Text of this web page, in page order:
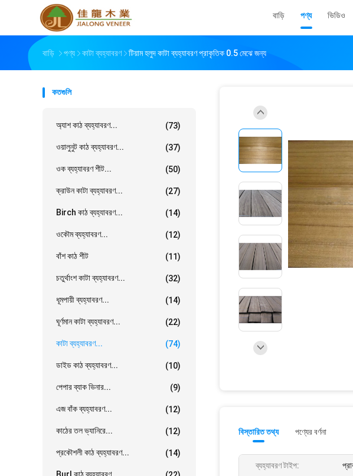
বাড়ি পণ্য ভিডিও
বাড়ি পণ্য কাটা ব্যহ্যাবরণ টিয়াম হলুদ কাটা ব্যহ্যাবরণ প্রাকৃতিক 0.5 মেঝে জন্য
কতগুলি
অ্যাশ কাঠ ব্যহ্যাবরণ... (73)
ওয়ালুনুট কাঠ ব্যহ্যাবরণ... (37)
ওক ব্যহ্যাবরণ শীট... (50)
ক্রাউন কাটা ব্যহ্যাবরণ... (27)
Birch কাঠ ব্যহ্যাবরণ... (14)
ওকৌম ব্যহ্যাবরণ... (12)
বাঁশ কাঠ শীট (11)
চতুর্থাংশ কাটা ব্যহ্যাবরণ... (32)
ধূমপায়ী ব্যহ্যাবরণ... (14)
ঘূর্ণমান কাটা ব্যহ্যাবরণ... (22)
কাটা ব্যহ্যাবরণ... (74)
ডাইড কাঠ ব্যহ্যাবরণ... (10)
পেপার ব্যাক ভিনার... (9)
এজ বাঁক ব্যহ্যাবরণ... (12)
কাঠের তল ভ্যানিরে... (12)
প্রকৌশলী কাঠ ব্যহ্যাবরণ... (14)
বিস্তারিত তথ্য পণ্যের বর্ণনা
ব্যহ্যাবরণ টাইপ: